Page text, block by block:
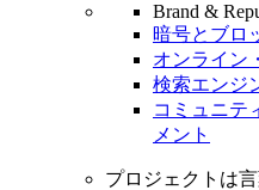
Brand &
暗号とブロ
オンライン
検索エンジ
コミュニテ
メント
プロジェクトは